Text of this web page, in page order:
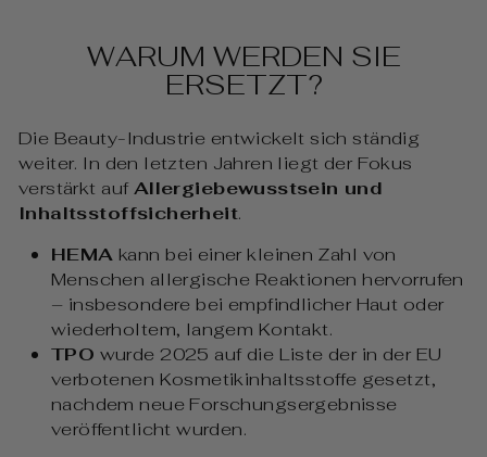
WARUM WERDEN SIE
ERSETZT?
Die Beauty-Industrie entwickelt sich ständig
weiter. In den letzten Jahren liegt der Fokus
verstärkt auf Allergiebewusstsein und
Inhaltsstoffsicherheit.
HEMA kann bei einer kleinen Zahl von
Menschen allergische Reaktionen hervorrufen
– insbesondere bei empfindlicher Haut oder
wiederholtem, langem Kontakt.
TPO wurde 2025 auf die Liste der in der EU
verbotenen Kosmetikinhaltsstoffe gesetzt,
nachdem neue Forschungsergebnisse
veröffentlicht wurden.